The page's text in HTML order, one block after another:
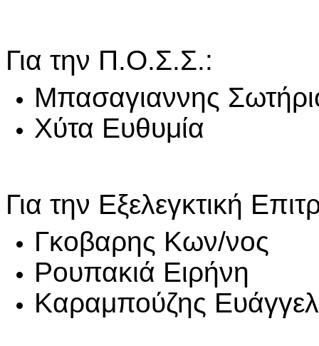
Για την Π.Ο.Σ.Σ.:
Μπασαγιαννης
Χύτα Ευθυμία
Για την Εξελεγκτική
Γκοβαρης Κων/νος
Ρουπακιά Ειρήνη
Καραμπούζης